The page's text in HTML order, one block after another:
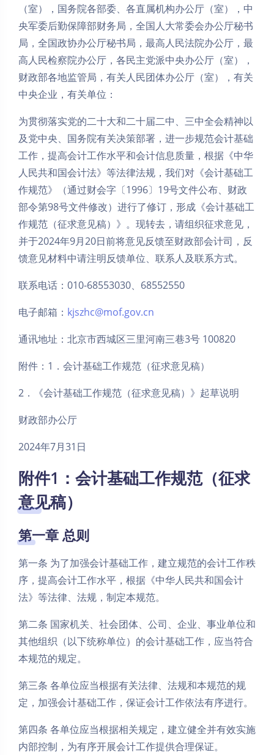
（室），国务院各部委、各直属机构办公厅（室），中
央军委后勤保障部财务局，全国人大常委会办公厅秘书
局，全国政协办公厅秘书局，最高人民法院办公厅，最
高人民检察院办公厅，各民主党派中央办公厅（室），
财政部各地监管局，有关人民团体办公厅（室），有关
中央企业，有关单位：
为贯彻落实党的二十大和二十届二中、三中全会精神以
及党中央、国务院有关决策部署，进一步规范会计基础
工作，提高会计工作水平和会计信息质量，根据《中华
人民共和国会计法》等法律法规，我们对《会计基础工
作规范》（通过财会字〔1996〕19号文件公布、财政
部令第98号文件修改）进行了修订，形成《会计基础工
作规范（征求意见稿）》。现转去，请组织征求意见，
并于2024年9月20日前将意见反馈至财政部会计司，反
馈意见材料中请注明反馈单位、联系人及联系方式。
联系电话：010-68553030、68552550
电子邮箱： kjszhc@mof.gov.cn
通讯地址：北京市西城区三里河南三巷3号 100820
附件：1．会计基础工作规范（征求意见稿）
2．《会计基础工作规范（征求意见稿）》起草说明
财政部办公厅
2024年7月31日
附件1：会计基础工作规范（征求
意见稿）
第一章 总则
第一条 为了加强会计基础工作，建立规范的会计工作秩
序，提高会计工作水平，根据《中华人民共和国会计
法》等法律、法规，制定本规范。
第二条 国家机关、社会团体、公司、企业、事业单位和
其他组织（以下统称单位）的会计基础工作，应当符合
本规范的规定。
第三条 各单位应当根据有关法律、法规和本规范的规
定，加强会计基础工作，保证会计工作依法有序进行。
第四条 各单位应当根据相关规定，建立健全并有效实施
内部控制，为有序开展会计工作提供合理保证。